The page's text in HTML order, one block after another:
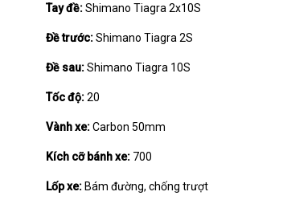
Tay đề:Shimano Tiagra 2x10S
Đề trước:Shimano Tiagra 2S
Đề sau:Shimano Tiagra 10S
Tốc độ:20
Vành xe:Carbon 50mm
Kích cỡ bánh xe: 700
Lốp xe: Bám đường, chống trượt